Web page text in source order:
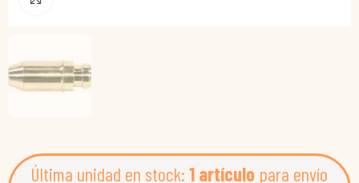
Última unidad en stock: 1 artículo para envío